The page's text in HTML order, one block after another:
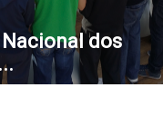
dos